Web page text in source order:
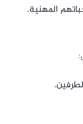
المهنية.